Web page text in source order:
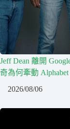
Jeff Dean 離開
奇為何牽動 Alphabet
2026/08/06